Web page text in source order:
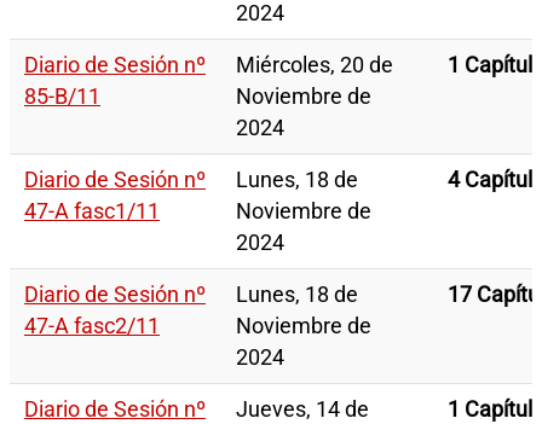
2024
Diario de Sesión nº
85-B/11
Miércoles, 20 de
Noviembre de
2024
1
Diario de Sesión nº
47-A fasc1/11
Lunes, 18 de
Noviembre de
2024
4
Diario de Sesión nº
47-A fasc2/11
Lunes, 18 de
Noviembre de
2024
17
Diario de Sesión nº
Jueves, 14 de
1